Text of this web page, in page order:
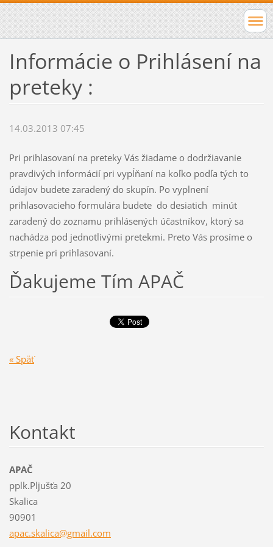
Informácie o Prihlásení na
preteky :
14.03.2013 07:45
Pri prihlasovaní na preteky Vás žiadame o dodržiavanie
pravdivých informácií pri vypĺňaní na koľko podľa tých to
údajov budete zaradený do skupín. Po vyplnení
prihlasovacieho formulára budete do desiatich minút
zaradený do zoznamu prihlásených účastníkov, ktorý sa
nachádza pod jednotlivými pretekmi. Preto Vás prosíme o
strpenie pri prihlasovaní.
Ďakujeme Tím APAČ
« Späť
Kontakt
APAČ
pplk.Pljušťa 20
Skalica
90901
apac.skalica@gmail.com